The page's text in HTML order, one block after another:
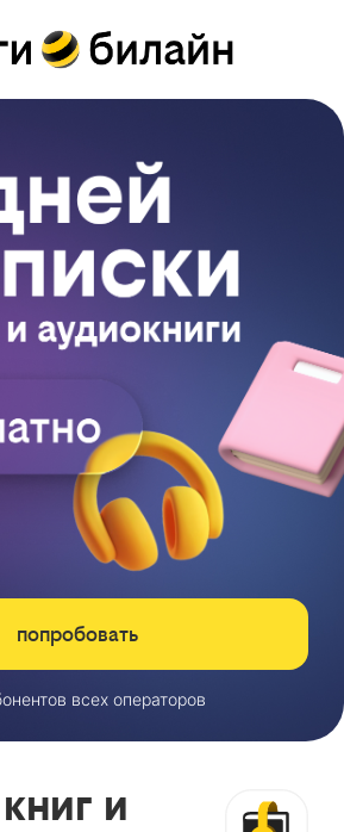
попробовать
всех операторов
и